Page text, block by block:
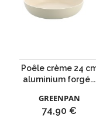
Poêle crème 24
aluminium forgé...
GREENPAN
Prix
74,90 €